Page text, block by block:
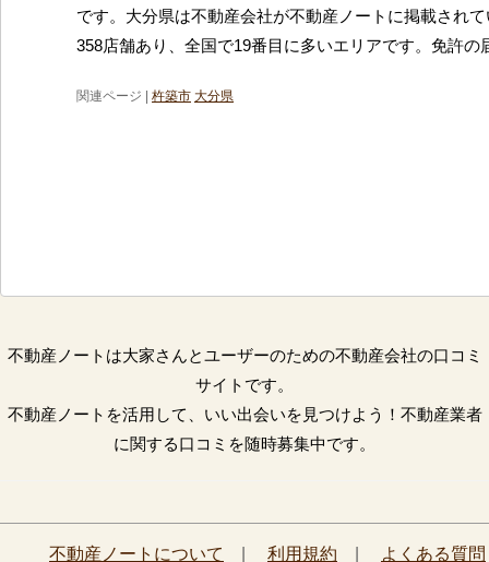
です。大分県は不動産会社が不動産ノートに掲載され
358店舗あり、全国で19番目に多いエリアです。免許の
関連ページ | 杵築市 大分県
不動産ノートは大家さんとユーザーのための不動産会社の口コミ
サイトです。
不動産ノートを活用して、いい出会いを見つけよう！不動産業者
に関する口コミを随時募集中です。
不動産ノートについて 利用規約 よくある質問